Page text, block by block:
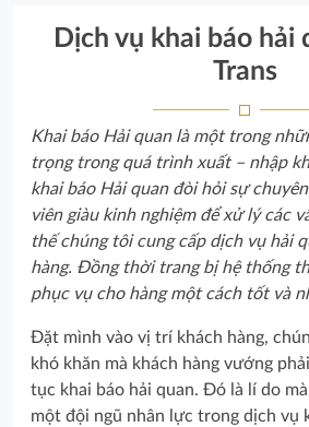
Dịch vụ khai báo hải
Trans
Khai báo Hải quan là một trong
trọng trong quá trình xuất – nhập
khai báo Hải quan đòi hỏi sự
viên giàu kinh nghiệm để xử lý các
thế chúng tôi cung cấp dịch vụ hải
hàng. Đồng thời trang bị hệ thống
phục vụ cho hàng một cách tốt và
Đặt mình vào vị trí khách hàng,
khó khăn mà khách hàng vướng
tục khai báo hải quan. Đó là lí do
một đội ngũ nhân lực trong dịch vụ